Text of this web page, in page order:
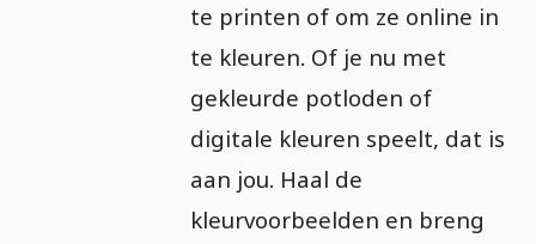
te printen of om ze online in
te kleuren. Of je nu met
gekleurde potloden of
digitale kleuren speelt, dat is
aan jou. Haal de
kleurvoorbeelden en breng